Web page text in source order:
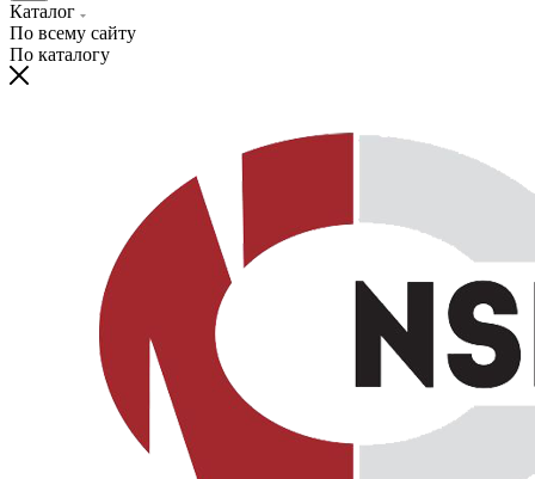
Каталог
По всему сайту
По каталогу